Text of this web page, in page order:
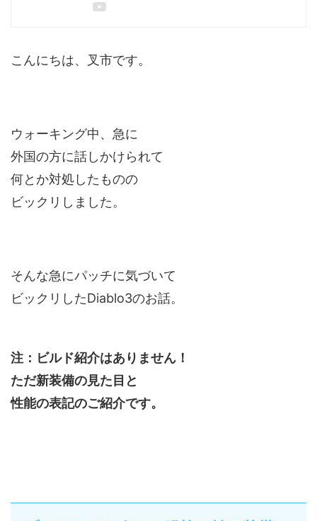
こんにちは、叉市です。
ウォーキング中、急に
外国の方に話しかけられて
何とか対処したものの
ビックリしました。
そんな急にパッチに気づいて
ビックリしたDiablo3のお話。
注：ビルド紹介はありません！
ただ新装備の見た目と
性能の表記のご紹介です。